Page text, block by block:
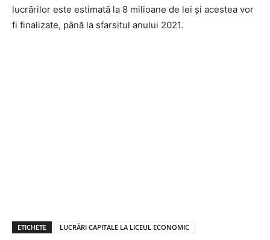
lucrărilor este estimată la 8 milioane de lei și acestea vor
fi finalizate, până la sfarsitul anului 2021.
ETICHETE LUCRĂRI CAPITALE LA LICEUL ECONOMIC